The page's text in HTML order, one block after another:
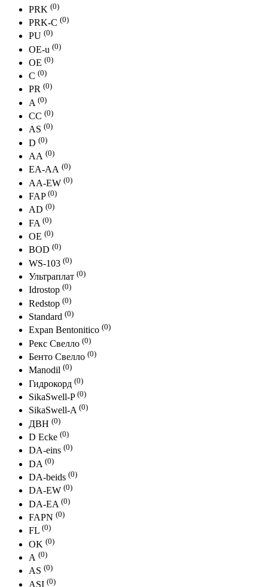
PRK (0)
PRK-C (0)
PU (0)
OE-u (0)
OE (0)
С (0)
PR (0)
A (0)
СС (0)
АS (0)
D (0)
АА (0)
EA-AА (0)
AA-EW (0)
FAP (0)
AD (0)
FA (0)
ОЕ (0)
BOD (0)
WS-103 (0)
Ультраплат (0)
Idrostop (0)
Redstop (0)
Standard (0)
Expan Bentonitico (0)
Рекс Свелло (0)
Бенто Свелло (0)
Manodil (0)
Гидрокорд (0)
SikaSwell-P (0)
SikaSwell-A (0)
ДВН (0)
D Ecke (0)
DA-eins (0)
DA (0)
DA-beids (0)
DА-EW (0)
DА-ЕA (0)
FAPN (0)
FL (0)
OK (0)
А (0)
AS (0)
ASI (0)